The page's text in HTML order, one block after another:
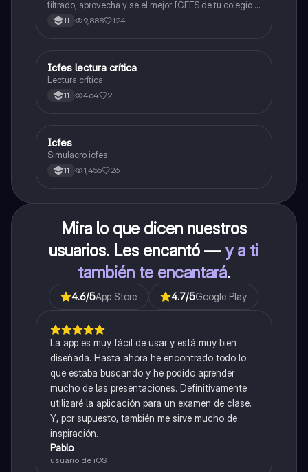
filtrado, aprovecha y se el mejor ICFES de tu colegio y
poder ingresar a universidad, y estudiar aquella
carrera con la que tanto sueñas.
11 9,888 124
Lengua Castellana
Icfes lectura crítica
Lectura crítica
11 464 2
ICFES: Sociales y Ciudadanas
Icfes
Simulacro icfes
11 1,455 26
Mira lo que dicen nuestros
usuarios. Les encantó —y a ti
también te encantará.
4.6/5App Store 4.7/5Google Play
La app es muy fácil de usar y está muy bien
diseñada. Hasta ahora he encontrado todo lo
que estaba buscando y he podido aprender
mucho de las presentaciones. Definitivamente
utilizaré la aplicación para un examen de clase.
Y, por supuesto, también me sirve mucho de
inspiración.
Pablo
usuario de iOS